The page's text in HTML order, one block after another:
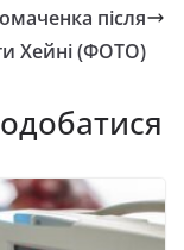
після
Хейні (ФОТО)